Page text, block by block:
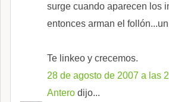
surge cuando aparecen los
entonces arman el
Te linkeo y crecemos.
28 de agosto de 2007 a las
Antero dijo...